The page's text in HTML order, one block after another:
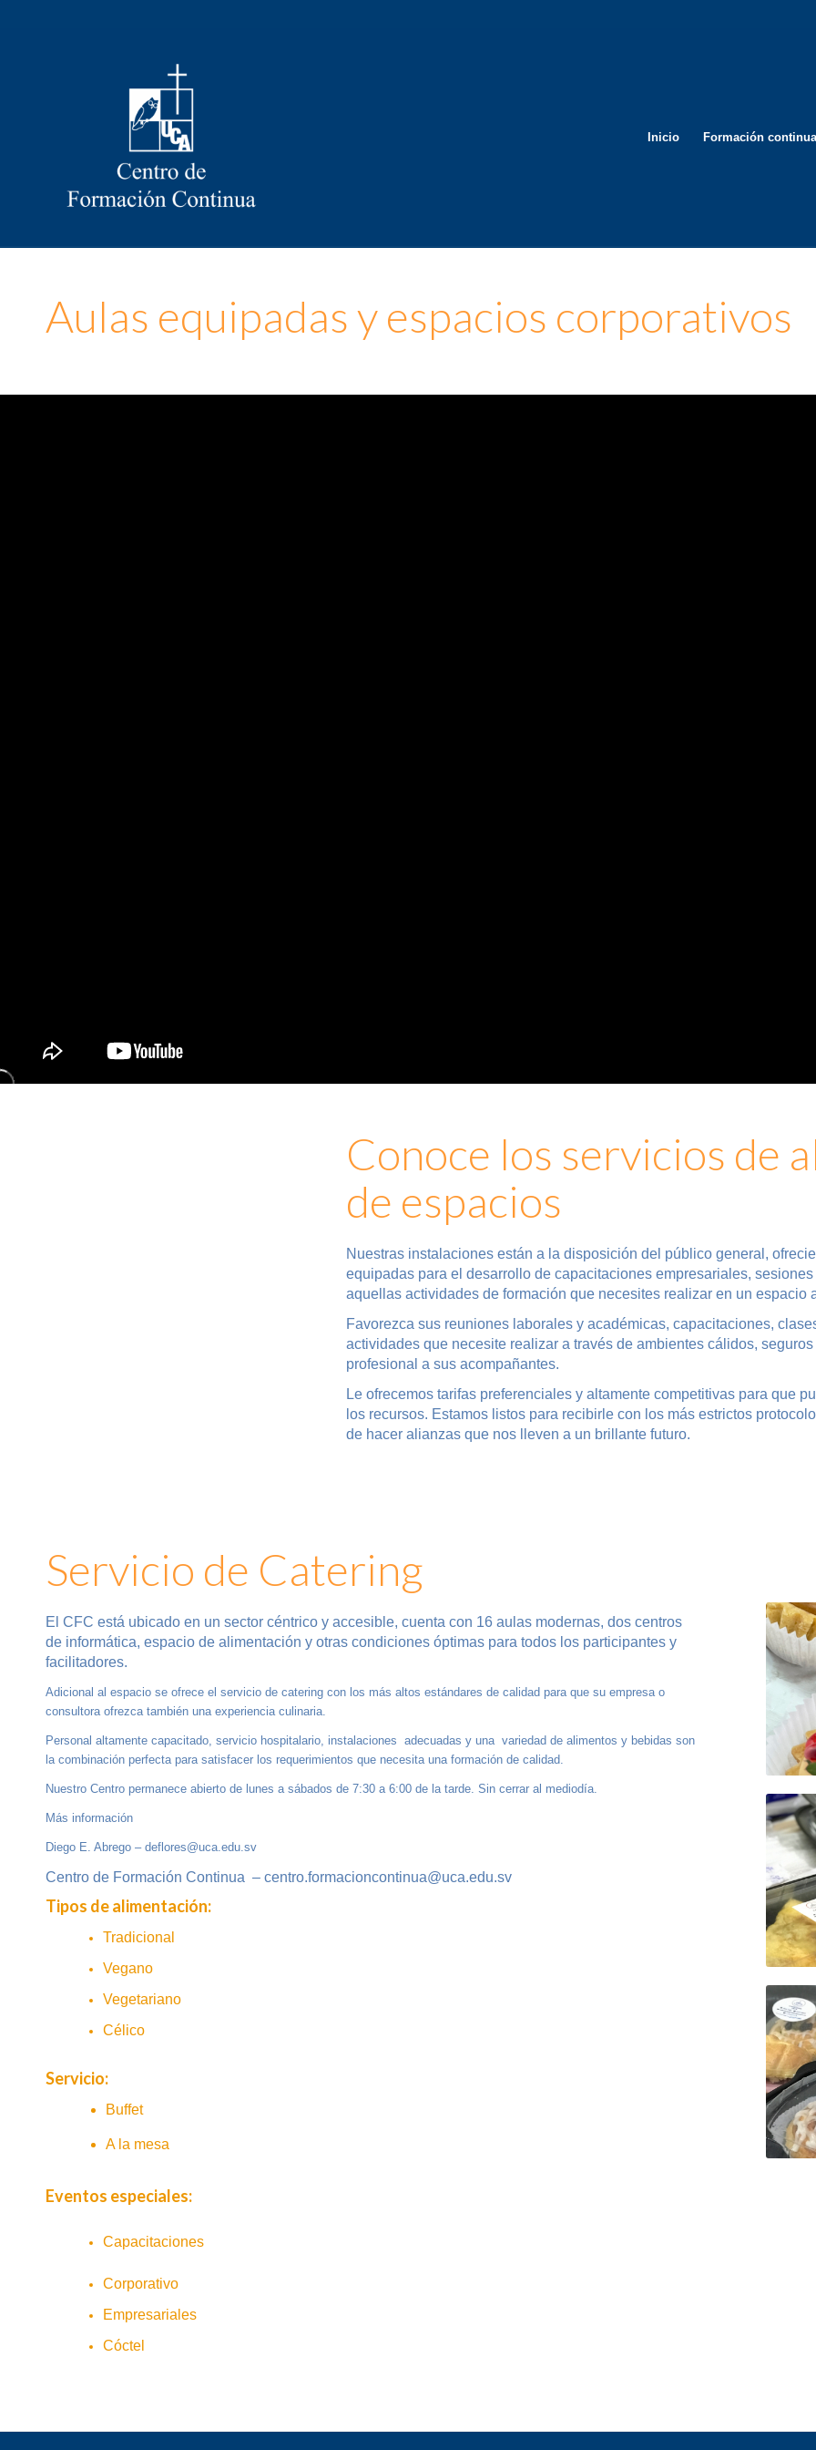
Inicio Formación
Aulas equipadas y espacios corporativos
Conoce los servicios de
de espacios
Nuestras instalaciones están a la disposición del público general,
equipadas para el desarrollo de capacitaciones empresariales,
aquellas actividades de formación que necesites realizar en un espacio
Favorezca sus reuniones laborales y académicas, capacitaciones,
actividades que necesite realizar a través de ambientes cálidos,
profesional a sus acompañantes.
Le ofrecemos tarifas preferenciales y altamente competitivas para que
los recursos. Estamos listos para recibirle con los más estrictos
de hacer alianzas que nos lleven a un brillante futuro.
Servicio de Catering
El CFC está ubicado en un sector céntrico y accesible, cuenta con 16 aulas modernas, dos centros
de informática, espacio de alimentación y otras condiciones óptimas para todos los participantes y
facilitadores.
Adicional al espacio se ofrece el servicio de catering con los más altos estándares de calidad para que su empresa o
consultora ofrezca también una experiencia culinaria.
Personal altamente capacitado, servicio hospitalario, instalaciones adecuadas y una variedad de alimentos y bebidas son
la combinación perfecta para satisfacer los requerimientos que necesita una formación de calidad.
Nuestro Centro permanece abierto de lunes a sábados de 7:30 a 6:00 de la tarde. Sin cerrar al mediodía.
Más información
Diego E. Abrego – deflores@uca.edu.sv
Centro de Formación Continua – centro.formacioncontinua@uca.edu.sv
Tipos de alimentación:
Tradicional
Vegano
Vegetariano
Célico
Servicio:
Buffet
A la mesa
Eventos especiales:
Capacitaciones
Corporativo
Empresariales
Cóctel